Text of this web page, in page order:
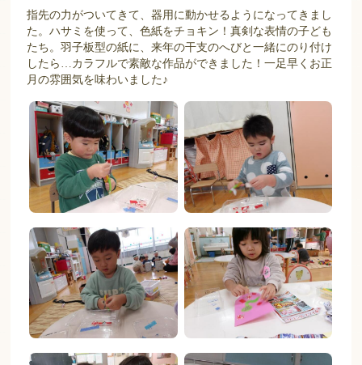
指先の力がついてきて、器用に動かせるようになってきまし
た。ハサミを使って、色紙をチョキン！真剣な表情の子ども
たち。羽子板型の紙に、来年の干支のへびと一緒にのり付け
したら…カラフルで素敵な作品ができました！一足早くお正
月の雰囲気を味わいました♪